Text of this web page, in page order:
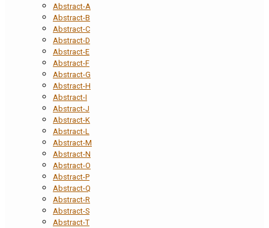
Abstract-A
Abstract-B
Abstract-C
Abstract-D
Abstract-E
Abstract-F
Abstract-G
Abstract-H
Abstract-I
Abstract-J
Abstract-K
Abstract-L
Abstract-M
Abstract-N
Abstract-O
Abstract-P
Abstract-Q
Abstract-R
Abstract-S
Abstract-T